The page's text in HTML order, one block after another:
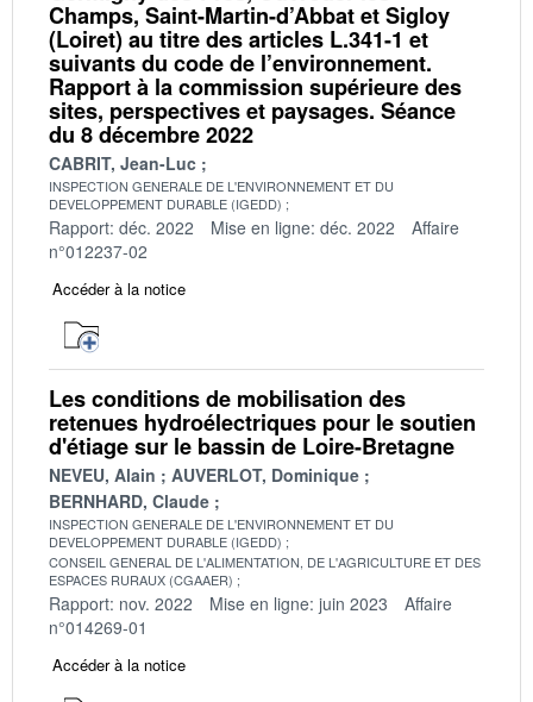
Champs, Saint-Martin-d’Abbat et Sigloy
(Loiret) au titre des articles L.341-1 et
suivants du code de l’environnement.
Rapport à la commission supérieure des
sites, perspectives et paysages. Séance
du 8 décembre 2022
CABRIT, Jean-Luc
INSPECTION GENERALE DE L'ENVIRONNEMENT ET DU
DEVELOPPEMENT DURABLE (IGEDD)
Rapport: déc. 2022 Mise en ligne: déc. 2022
Affaire
n°012237-02
Accéder à la notice
Les conditions de mobilisation des
retenues hydroélectriques pour le soutien
d'étiage sur le bassin de Loire-Bretagne
NEVEU, Alain
AUVERLOT, Dominique
BERNHARD, Claude
INSPECTION GENERALE DE L'ENVIRONNEMENT ET DU
DEVELOPPEMENT DURABLE (IGEDD)
CONSEIL GENERAL DE L'ALIMENTATION, DE L'AGRICULTURE ET DES
ESPACES RURAUX (CGAAER)
Rapport: nov. 2022 Mise en ligne: juin 2023
Affaire
n°014269-01
Accéder à la notice